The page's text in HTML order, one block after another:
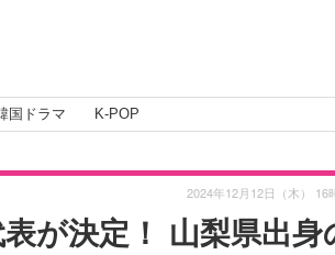
国ドラマ K-POP
が決定！ 山梨県出身
2024年12月12日（木） 16